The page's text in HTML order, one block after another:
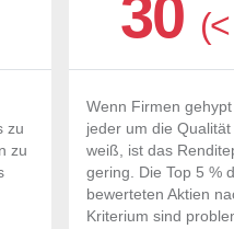
zu
zu
30
Wenn Firmen
jeder um die
weiß, ist das
gering. Die Top 5 %
bewerteten Aktien
Kriterium sind